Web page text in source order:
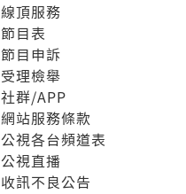
線頂服務
節目表
節目申訴
受理檢舉
社群/APP
網站服務條款
公視各台頻道表
公視直播
收訊不良公告